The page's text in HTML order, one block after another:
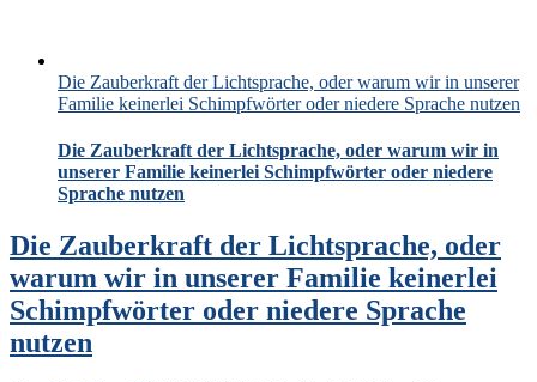
Die Zauberkraft der Lichtsprache, oder warum wir in unserer
Familie keinerlei Schimpfwörter oder niedere Sprache nutzen
Die Zauberkraft der Lichtsprache, oder warum wir in
unserer Familie keinerlei Schimpfwörter oder niedere
Sprache nutzen
Die Zauberkraft der Lichtsprache, oder
warum wir in unserer Familie keinerlei
Schimpfwörter oder niedere Sprache
nutzen